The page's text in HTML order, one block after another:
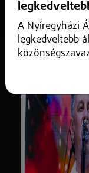
A Nyíregyházi
legkedveltebb